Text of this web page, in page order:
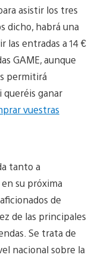
asistir los tres
dicho, habrá una
las entradas a 14 €
GAME, aunque
permitirá
queréis ganar
vuestras
tanto a
su próxima
de
de las principales
Se trata de
nacional sobre la